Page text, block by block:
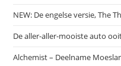
NEW: De engelse versie, The
De aller-aller-mooiste auto
Alchemist – Deelname